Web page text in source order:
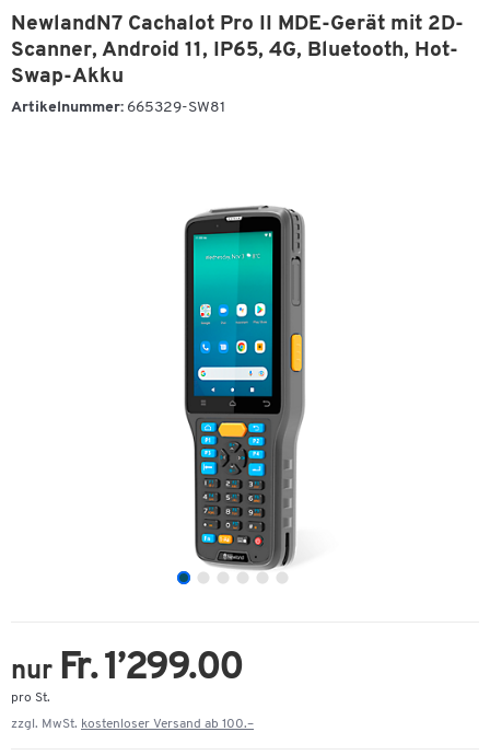
NewlandN7 Cachalot Pro II MDE-Gerät mit 2D-
Scanner, Android 11, IP65, 4G, Bluetooth, Hot-
Swap-Akku
Artikelnummer: 665329-SW81
nur Fr. 1’299.00
pro St.
zzgl. MwSt. kostenloser Versand ab 100.–